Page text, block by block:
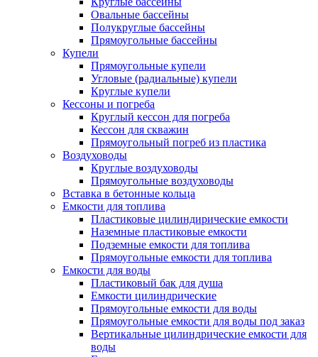
Овальные бассейны
Полукруглые бассейны
Прямоугольные бассейны
Купели
Прямоугольные купели
Угловые (радиальные) купели
Круглые купели
Кессоны и погреба
Круглый кессон для погреба
Кессон для скважин
Прямоугольный погреб из пластика
Воздуховоды
Круглые воздуховоды
Прямоугольные воздуховоды
Вставка в бетонные кольца
Емкости для топлива
Пластиковые цилиндирические емкости
Наземные пластиковые емкости
Подземные емкости для топлива
Прямоугольные емкости для топлива
Емкости для воды
Пластиковый бак для душа
Емкости цилиндрические
Прямоугольные емкости для воды
Прямоугольные емкости для воды под заказ
Вертикальные цилиндрические емкости для
воды